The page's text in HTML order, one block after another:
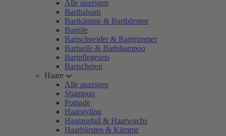
Alle anzeigen
Bartbalsam
Bartkämme & Bartbürsten
Bartöle
Bartschneider & Barttrimmer
Bartseife & Bartshampoo
Bartpflegesets
Bartscheren
Haare
Alle anzeigen
Shampoo
Pomade
Haarstyling
Haarausfall & Haarwuchs
Haarbürsten & Kämme